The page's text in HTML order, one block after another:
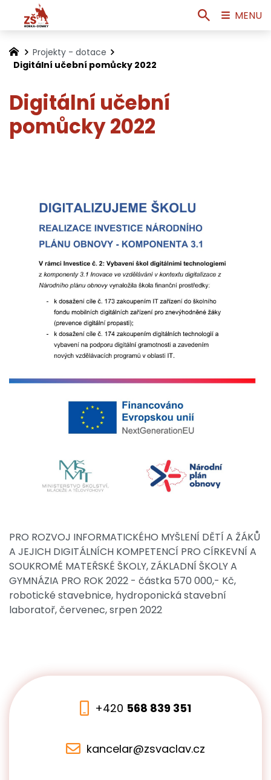
Projekty - dotace
Digitální učební pomůcky 2022
Digitální učební
pomůcky 2022
PRO ROZVOJ INFORMATICKÉHO MYŠLENÍ DĚTÍ A ŽÁKŮ
A JEJICH DIGITÁLNÍCH KOMPETENCÍ PRO CÍRKEVNÍ A
SOUKROMÉ MATEŘSKÉ ŠKOLY, ZÁKLADNÍ ŠKOLY A
GYMNÁZIA PRO ROK 2022 - částka 570 000,- Kč,
robotické stavebnice, hydroponická stavební
laboratoř, červenec, srpen 2022
+420 568 839 351
kancelar@zsvaclav.cz
MENU